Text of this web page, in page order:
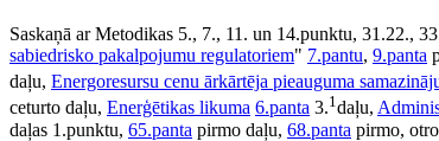
Saskaņā ar Metodikas 5., 7., 11. un 14.punktu, 31.22.,
sabiedrisko pakalpojumu regulatoriem" 7.pantu, 9.panta
daļu, Energoresursu cenu ārkārtēja pieauguma
ceturto daļu, Enerģētikas likuma 6.panta 3.1daļu,
daļas 1.punktu, 65.panta pirmo daļu, 68.panta pirmo,